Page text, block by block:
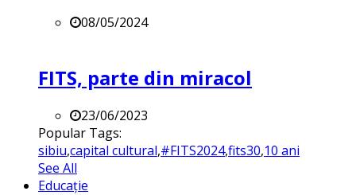
08/05/2024
FITS, parte din miracol
23/06/2023
Popular Tags:
sibiu,capital cultural,#FITS2024,fits30,10 ani
See All
Educație